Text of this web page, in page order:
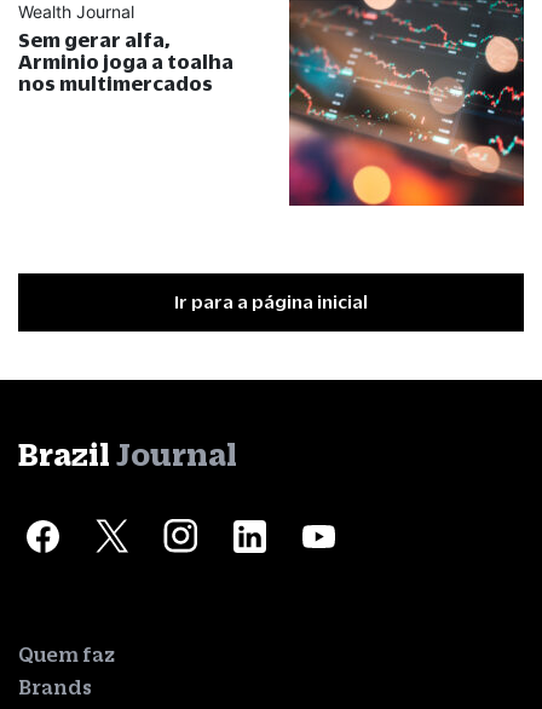
Wealth Journal
Sem gerar alfa,
Arminio joga a toalha
nos multimercados
Ir para a página inicial
Brazil Journal
Quem faz
Brands